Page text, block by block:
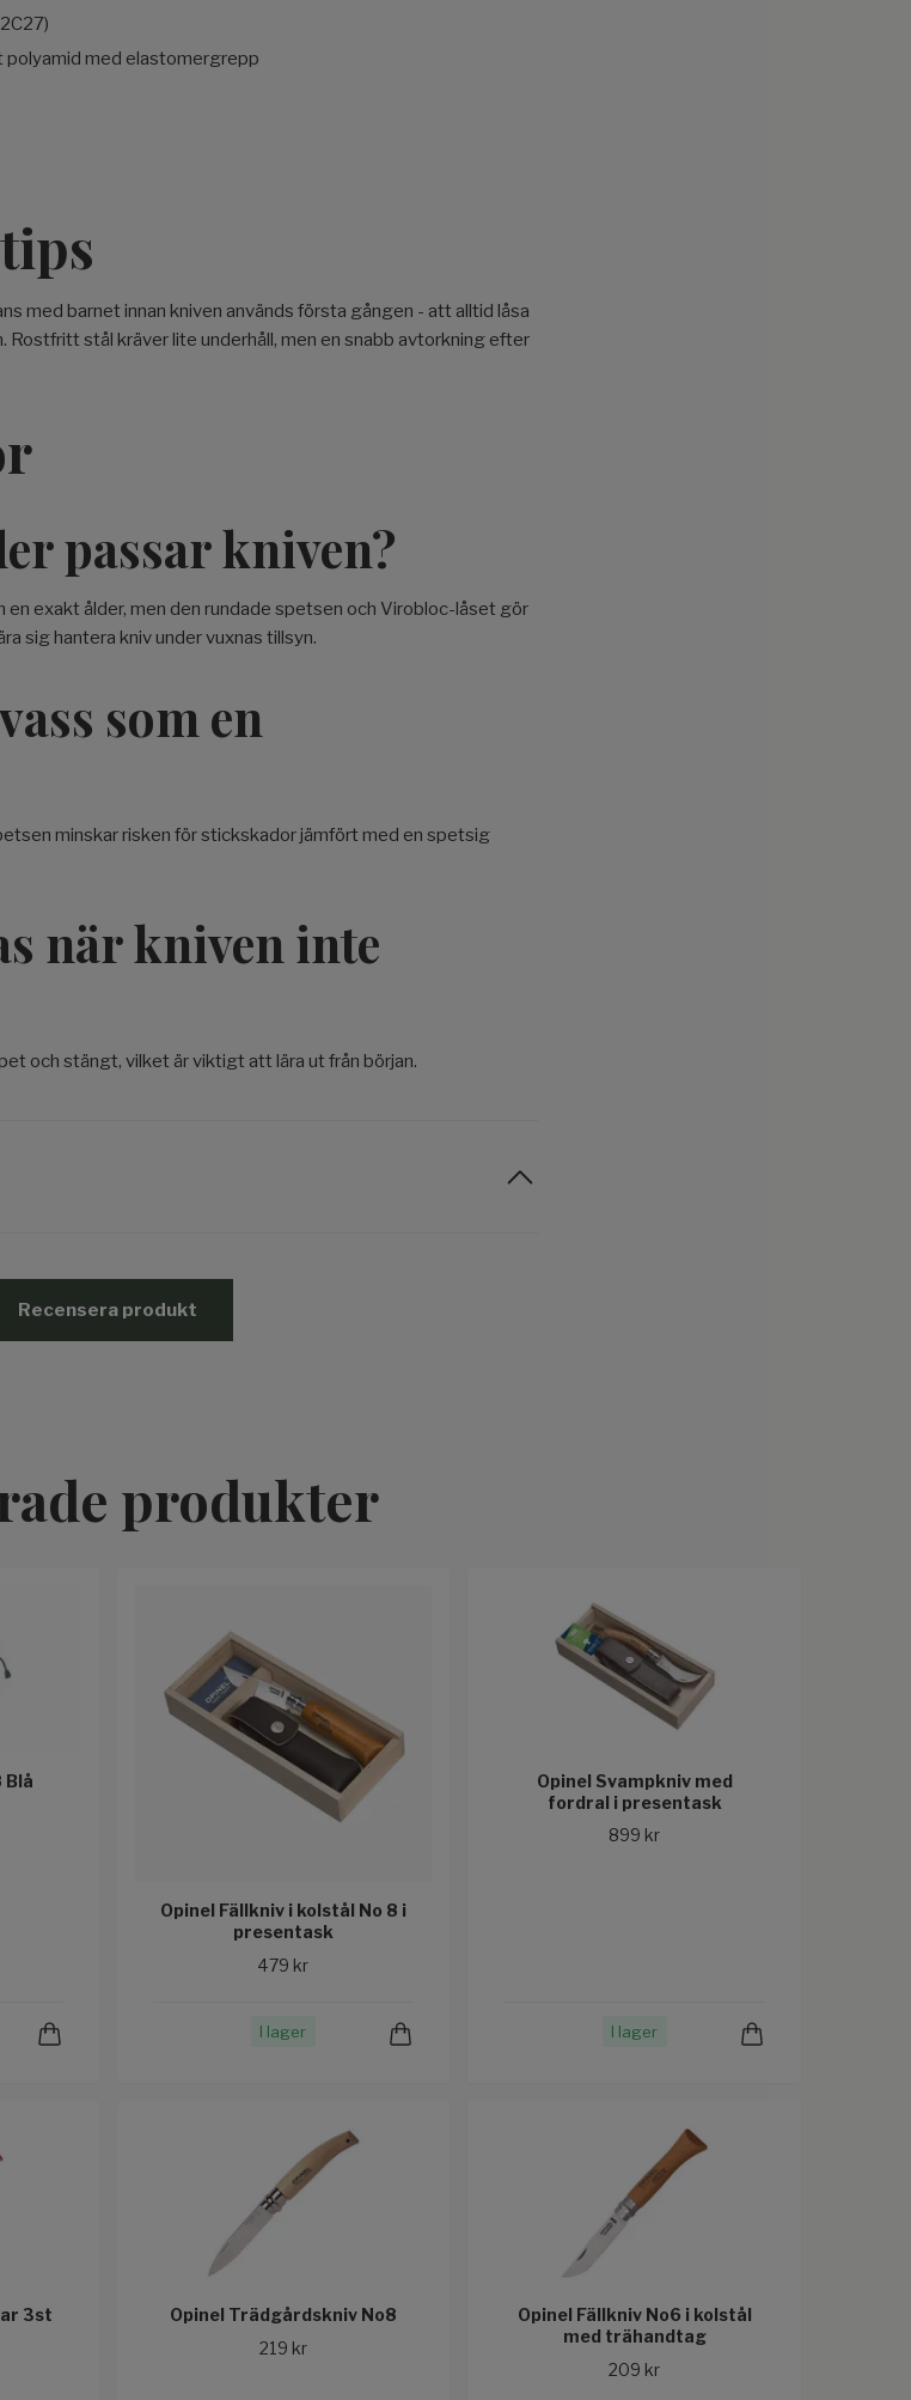
med elastomergrepp
med barnet innan kniven används första gången - att alltid låsa
stål kräver lite underhåll, men en snabb avtorkning efter
passar kniven?
en exakt ålder, men den rundade spetsen och Virobloc-låset gör
sig hantera kniv under vuxnas tillsyn.
som en
minskar risken för stickskador jämfört med en spetsig
när kniven inte
och stängt, vilket är viktigt att lära ut från början.
Recensera produkt
produkter
Blå
Opinel Fällkniv i kolstål No 8 i
presentask
479 kr
I lager
Opinel Svampkniv med
fordral i presentask
899 kr
I lager
3st
Opinel Trädgårdskniv No8
219 kr
Opinel Fällkniv No6 i kolstål
med trähandtag
209 kr